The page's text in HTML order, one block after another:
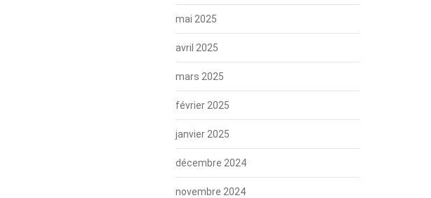
mai 2025
avril 2025
mars 2025
février 2025
janvier 2025
décembre 2024
novembre 2024